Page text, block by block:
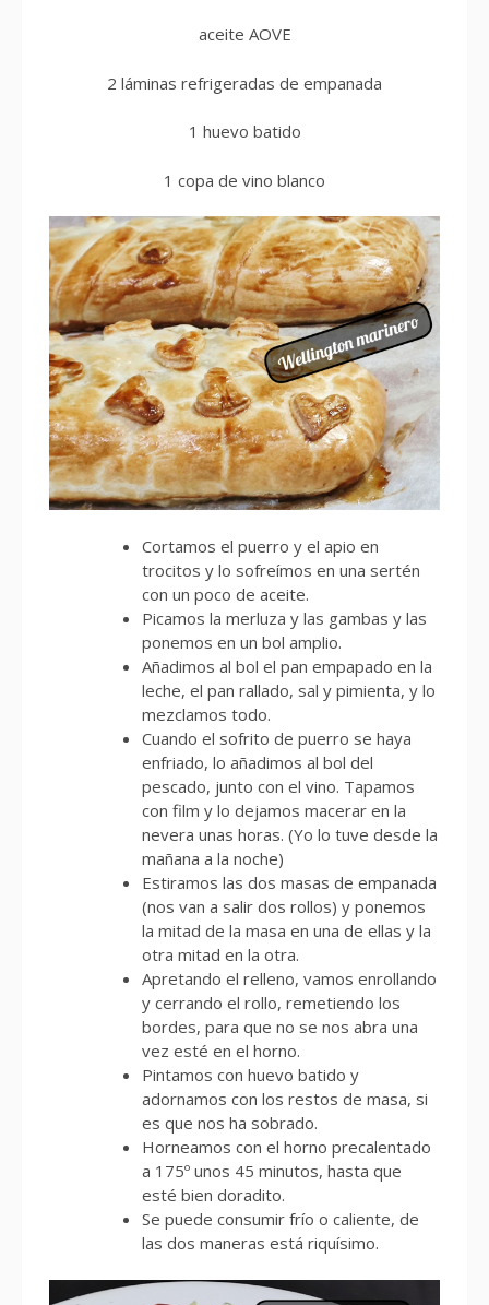
aceite AOVE
2 láminas refrigeradas de empanada
1 huevo batido
1 copa de vino blanco
Cortamos el puerro y el apio en
trocitos y lo sofreímos en una sertén
con un poco de aceite.
Picamos la merluza y las gambas y las
ponemos en un bol amplio.
Añadimos al bol el pan empapado en la
leche, el pan rallado, sal y pimienta, y lo
mezclamos todo.
Cuando el sofrito de puerro se haya
enfriado, lo añadimos al bol del
pescado, junto con el vino. Tapamos
con film y lo dejamos macerar en la
nevera unas horas. (Yo lo tuve desde la
mañana a la noche)
Estiramos las dos masas de empanada
(nos van a salir dos rollos) y ponemos
la mitad de la masa en una de ellas y la
otra mitad en la otra.
Apretando el relleno, vamos enrollando
y cerrando el rollo, remetiendo los
bordes, para que no se nos abra una
vez esté en el horno.
Pintamos con huevo batido y
adornamos con los restos de masa, si
es que nos ha sobrado.
Horneamos con el horno precalentado
a 175º unos 45 minutos, hasta que
esté bien doradito.
Se puede consumir frío o caliente, de
las dos maneras está riquísimo.